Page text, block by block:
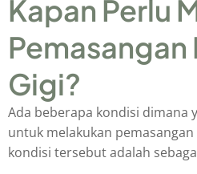
Kapan Perlu
Gigi?
Ada beberapa kondisi dimana
untuk melakukan
kondisi tersebut adalah